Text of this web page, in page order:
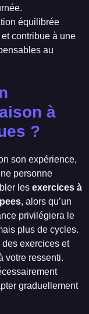
équilibrée
et contribue à une
au
à
?
son expérience,
personne
les exercices à
, alors qu’un
privilégiera le
plus de cycles.
des exercices et
votre ressenti.
graduellement